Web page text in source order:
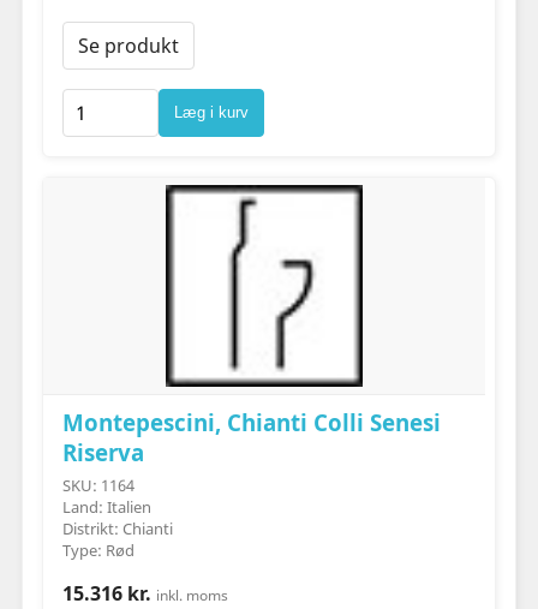
Se produkt
Læg i kurv
Montepescini, Chianti Colli Senesi
Riserva
SKU: 1164
Land: Italien
Distrikt: Chianti
Type: Rød
15.316 kr. inkl. moms